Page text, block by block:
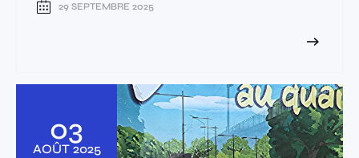
29 SEPTEMBRE 2025
03
AOÛT 2025